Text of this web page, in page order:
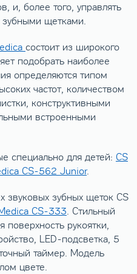
и, более того, управлять
щетками.
состоит из широкого
подобрать наиболее
определяются типом
частот, количеством
конструктивными
встроенными
специально для детей: CS
CS-562 Junior.
звуковых зубных щеток CS
CS-333. Стильный
поверхность рукоятки,
LED-подсветка, 5
таймер. Модель
цвете.